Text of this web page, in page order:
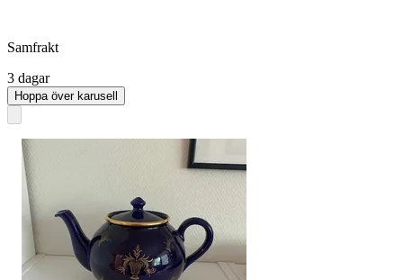
Samfrakt
3 dagar
Hoppa över karusell